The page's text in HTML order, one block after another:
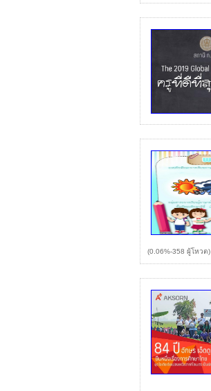
(0.06%-358 ผู้โหวต)